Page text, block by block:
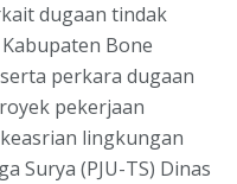
dugaan tindak
Bone
perkara dugaan
pekerjaan
lingkungan
Surya (PJU-TS) Dinas